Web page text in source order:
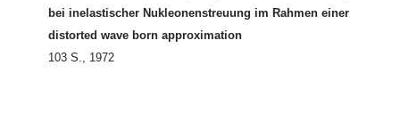
bei inelastischer Nukleonenstreuung im Rahmen einer
distorted wave born approximation
103 S., 1972